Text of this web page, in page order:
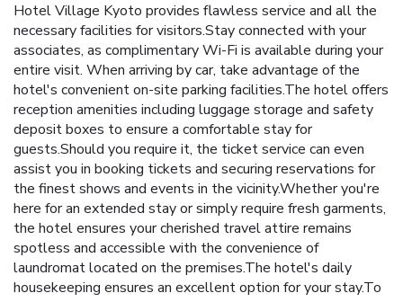
Hotel Village Kyoto provides flawless service and all the
necessary facilities for visitors.Stay connected with your
associates, as complimentary Wi-Fi is available during your
entire visit. When arriving by car, take advantage of the
hotel's convenient on-site parking facilities.The hotel offers
reception amenities including luggage storage and safety
deposit boxes to ensure a comfortable stay for
guests.Should you require it, the ticket service can even
assist you in booking tickets and securing reservations for
the finest shows and events in the vicinity.Whether you're
here for an extended stay or simply require fresh garments,
the hotel ensures your cherished travel attire remains
spotless and accessible with the convenience of
laundromat located on the premises.The hotel's daily
housekeeping ensures an excellent option for your stay.To